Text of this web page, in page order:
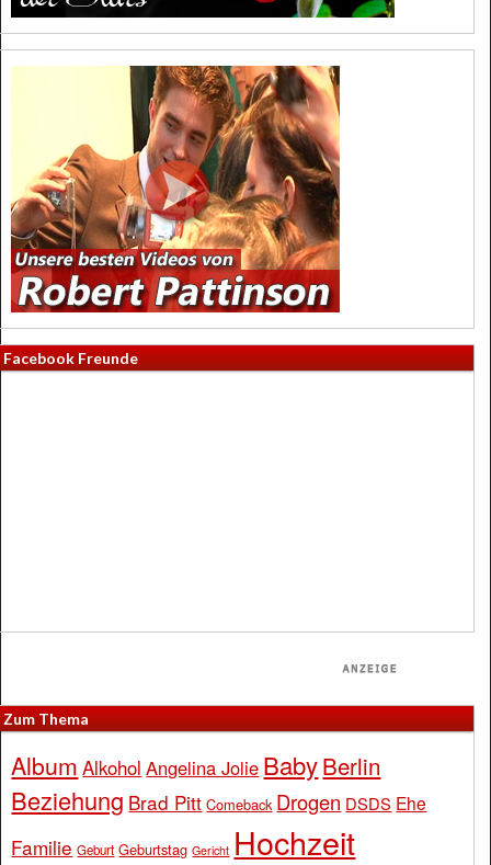
Facebook Freunde
Zum Thema
Album Alkohol Angelina Jolie BabyBerlin
Beziehung Brad Pitt Comeback Drogen DSDS Ehe
Familie Geburt Geburtstag Gericht Hochzeit